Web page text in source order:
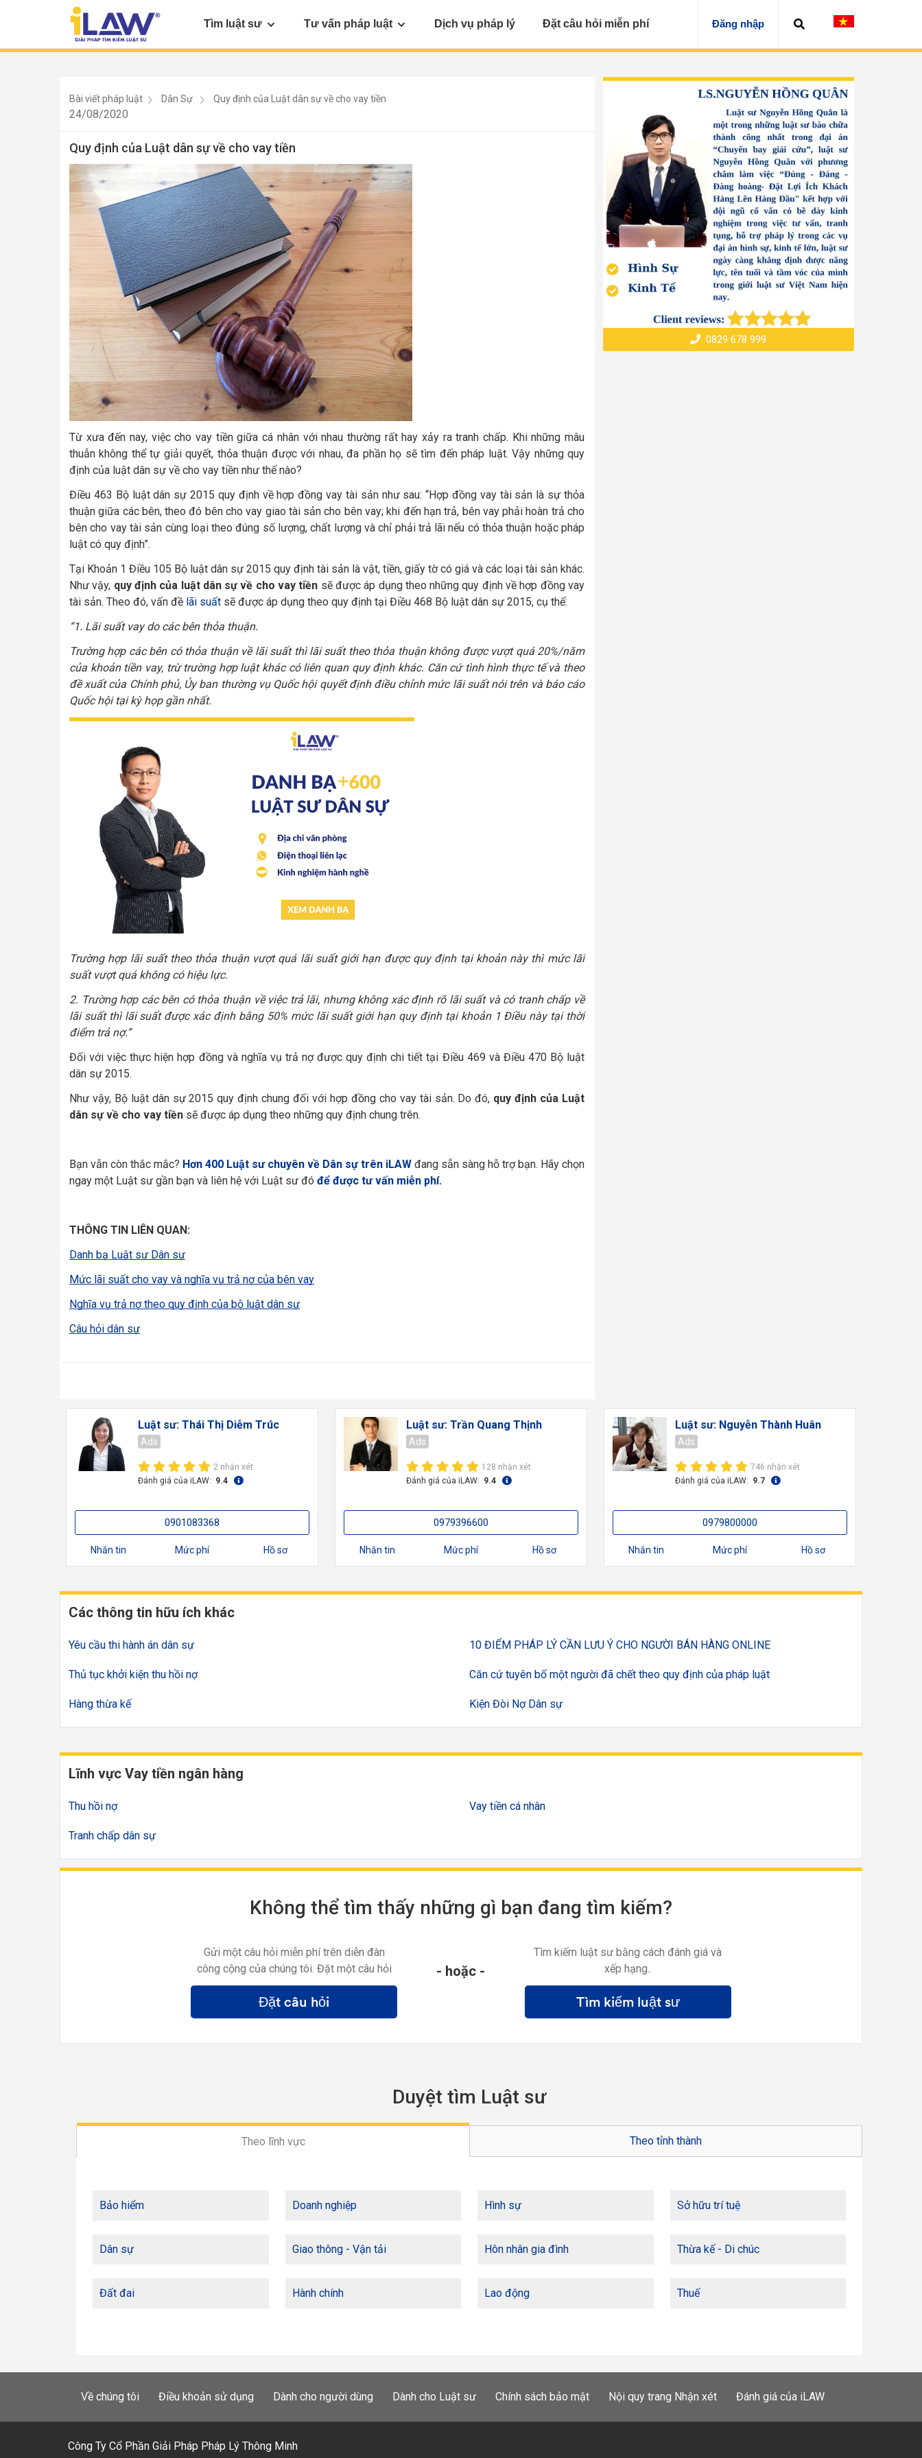
Tìm luật sư Tư vấn pháp luật Dịch vụ pháp lý Đặt câu hỏi miễn phí Đăng nhập
Bài viết pháp luật Dân Sự Quy định của Luật dân sự về cho vay tiền
24/08/2020
Quy định của Luật dân sự về cho vay tiền
Từ xưa đến nay, việc cho vay tiền giữa cá nhân với nhau thường rất hay xảy ra tranh chấp. Khi những mâu
thuẫn không thể tự giải quyết, thỏa thuận được với nhau, đa phần họ sẽ tìm đến pháp luật. Vậy những quy
định của luật dân sự về cho vay tiền như thế nào?
Điều 463 Bộ luật dân sự 2015 quy định về hợp đồng vay tài sản như sau: “Hợp đồng vay tài sản là sự thỏa
thuận giữa các bên, theo đó bên cho vay giao tài sản cho bên vay; khi đến hạn trả, bên vay phải hoàn trả cho
bên cho vay tài sản cùng loại theo đúng số lượng, chất lượng và chỉ phải trả lãi nếu có thỏa thuận hoặc pháp
luật có quy định”.
Tại Khoản 1 Điều 105 Bộ luật dân sự 2015 quy định tài sản là vật, tiền, giấy tờ có giá và các loại tài sản khác.
Như vậy, quy định của luật dân sự về cho vay tiền sẽ được áp dụng theo những quy định về hợp đồng vay
tài sản. Theo đó, vấn đề lãi suất sẽ được áp dụng theo quy định tại Điều 468 Bộ luật dân sự 2015, cụ thể:
“1. Lãi suất vay do các bên thỏa thuận.
Trường hợp các bên có thỏa thuận về lãi suất thì lãi suất theo thỏa thuận không được vượt quá 20%/năm
của khoản tiền vay, trừ trường hợp luật khác có liên quan quy định khác. Căn cứ tình hình thực tế và theo
đề xuất của Chính phủ, Ủy ban thường vụ Quốc hội quyết định điều chỉnh mức lãi suất nói trên và báo cáo
Quốc hội tại kỳ họp gần nhất.
Trường hợp lãi suất theo thỏa thuận vượt quá lãi suất giới hạn được quy định tại khoản này thì mức lãi
suất vượt quá không có hiệu lực.
2. Trường hợp các bên có thỏa thuận về việc trả lãi, nhưng không xác định rõ lãi suất và có tranh chấp về
lãi suất thì lãi suất được xác định bằng 50% mức lãi suất giới hạn quy định tại khoản 1 Điều này tại thời
điểm trả nợ.”
Đối với việc thực hiện hợp đồng và nghĩa vụ trả nợ được quy định chi tiết tại Điều 469 và Điều 470 Bộ luật
dân sự 2015.
Như vậy, Bộ luật dân sự 2015 quy định chung đối với hợp đồng cho vay tài sản. Do đó, quy định của Luật
dân sự về cho vay tiền sẽ được áp dụng theo những quy định chung trên.
Bạn vẫn còn thắc mắc? Hơn 400 Luật sư chuyên về Dân sự trên iLAW đang sẵn sàng hỗ trợ bạn. Hãy chọn
ngay một Luật sư gần bạn và liên hệ với Luật sư đó để được tư vấn miễn phí.
THÔNG TIN LIÊN QUAN:
Danh bạ Luật sư Dân sự
Mức lãi suất cho vay và nghĩa vụ trả nợ của bên vay
Nghĩa vụ trả nợ theo quy định của bộ luật dân sự
Câu hỏi dân sự
0829 678 999
Luật sư: Thái Thị Diễm Trúc
Ads
2 nhận xét
Đánh giá của iLAW: 9.4
0901083368
Nhắn tin Mức phí Hồ sơ
Luật sư: Trần Quang Thịnh
Ads
128 nhận xét
Đánh giá của iLAW: 9.4
0979396600
Nhắn tin Mức phí Hồ sơ
Luật sư: Nguyễn Thành Huân
Ads
746 nhận xét
Đánh giá của iLAW: 9.7
0979800000
Nhắn tin Mức phí Hồ sơ
Các thông tin hữu ích khác
Yêu cầu thi hành án dân sự
Thủ tục khởi kiện thu hồi nợ
Hàng thừa kế
10 ĐIỂM PHÁP LÝ CẦN LƯU Ý CHO NGƯỜI BÁN HÀNG ONLINE
Căn cứ tuyên bố một người đã chết theo quy định của pháp luật
Kiện Đòi Nợ Dân sự
Lĩnh vực Vay tiền ngân hàng
Thu hồi nợ
Tranh chấp dân sự
Vay tiền cá nhân
Không thể tìm thấy những gì bạn đang tìm kiếm?
Gửi một câu hỏi miễn phí trên diễn đàn
công cộng của chúng tôi. Đặt một câu hỏi
Đặt câu hỏi
- hoặc -
Tìm kiếm luật sư bằng cách đánh giá và
xếp hạng..
Tìm kiếm luật sư
Duyệt tìm Luật sư
Theo lĩnh vực Theo tỉnh thành
Bảo hiểm
Dân sự
Đất đai
Doanh nghiệp
Giao thông - Vận tải
Hành chính
Hình sự
Hôn nhân gia đình
Lao động
Sở hữu trí tuệ
Thừa kế - Di chúc
Thuế
Về chúng tôi Điều khoản sử dụng Dành cho người dùng Dành cho Luật sư Chính sách bảo mật Nội quy trang Nhận xét Đánh giá của iLAW
Công Ty Cổ Phần Giải Pháp Pháp Lý Thông Minh